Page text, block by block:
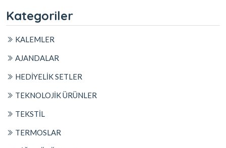
Kategoriler
KALEMLER
AJANDALAR
HEDİYELİK SETLER
TEKNOLOJİK ÜRÜNLER
TEKSTİL
TERMOSLAR